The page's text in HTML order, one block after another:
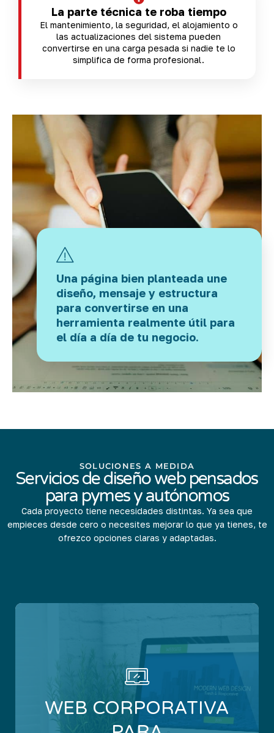
La parte técnica te roba tiempo
El mantenimiento, la seguridad, el alojamiento o
las actualizaciones del sistema pueden
convertirse en una carga pesada si nadie te lo
simplifica de forma profesional.
Una página bien planteada une
diseño, mensaje y estructura
para convertirse en una
herramienta realmente útil para
el día a día de tu negocio.
SOLUCIONES A MEDIDA
Servicios de diseño web pensados
para pymes y autónomos
Cada proyecto tiene necesidades distintas. Ya sea que
empieces desde cero o necesites mejorar lo que ya tienes, te
ofrezco opciones claras y adaptadas.
WEB CORPORATIVA
WEB CORPORATIVA
PARA PROFESIONALES
Y EMPRESAS
Páginas diseñadas para presentar tus servicios